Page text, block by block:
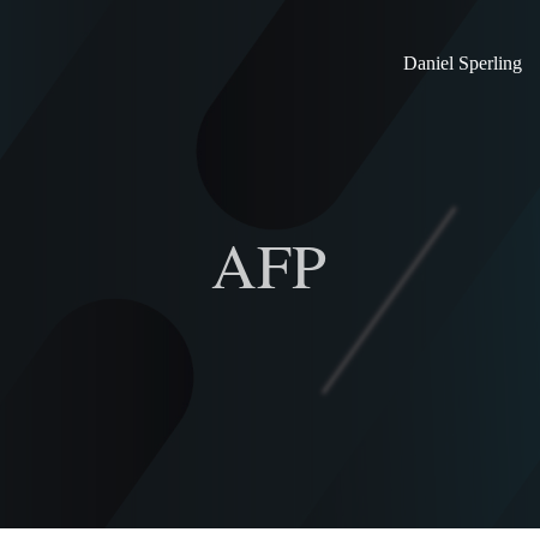
Daniel Sperling
AFP